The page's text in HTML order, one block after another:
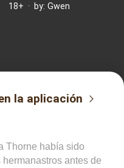
18+ · by: Gwen
la aplicación
Thorne había sido
antes de